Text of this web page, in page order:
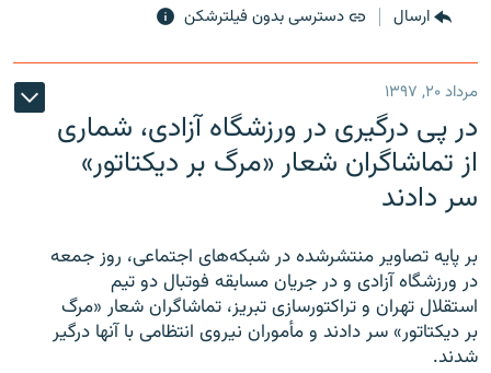
ارسال دسترسی بدون فیلترشکن
مرداد ۲۰, ۱۳۹۷
در پی درگیری در ورزشگاه آزادی، شماری
از تماشاگران شعار «مرگ بر دیکتاتور»
سر دادند
بر پایه تصاویر منتشرشده در شبکه‌های اجتماعی، روز جمعه
در ورزشگاه آزادی و در جریان مسابقه فوتبال دو تیم
استقلال تهران و تراکتورسازی تبریز، تماشاگران شعار «مرگ
بر دیکتاتور» سر دادند و مأموران نیروی انتظامی با آنها درگیر
شدند.